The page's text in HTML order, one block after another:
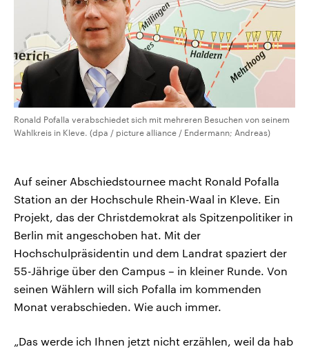
Ronald Pofalla verabschiedet sich mit mehreren Besuchen von seinem
Wahlkreis in Kleve. (dpa / picture alliance / Endermann; Andreas)
Auf seiner Abschiedstournee macht Ronald Pofalla
Station an der Hochschule Rhein-Waal in Kleve. Ein
Projekt, das der Christdemokrat als Spitzenpolitiker in
Berlin mit angeschoben hat. Mit der
Hochschulpräsidentin und dem Landrat spaziert der
55-Jährige über den Campus – in kleiner Runde. Von
seinen Wählern will sich Pofalla im kommenden
Monat verabschieden. Wie auch immer.
„Das werde ich Ihnen jetzt nicht erzählen, weil da hab